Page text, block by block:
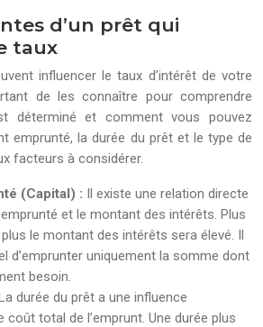
d’un prêt qui
taux
influencer le taux d’intérêt de votre
de les connaître pour comprendre
déterminé et comment vous pouvez
emprunté, la durée du prêt et le type de
facteurs à considérer.
(Capital) : Il existe une relation directe
et le montant des intérêts. Plus
le montant des intérêts sera élevé. Il
d’emprunter uniquement la somme dont
besoin.
durée du prêt a une influence
coût total de l’emprunt. Une durée plus